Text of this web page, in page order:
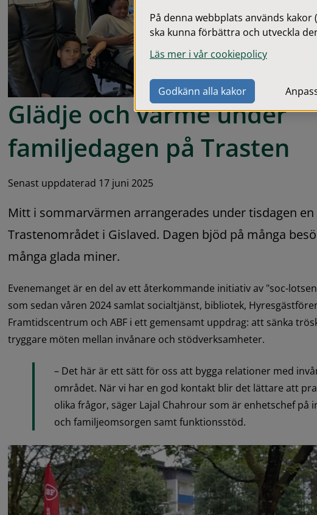
Glädje och värme under
familjedagen på Trasten
Senast uppdaterad 17 juni 2025
Mitt i sommarvärmen arrangerades under tisdagen
Trastenområdet i Gislaved. Dagen bjöd på många
många glada miner.
Evenemanget är en del av ett återkommande initiativ av "soc-
som sedan våren 2024 samlat socialtjänst, bibliotek,
Framtidscentrum och ABF i ett gemensamt uppdrag: att sänka
tryggare möten mellan invånare och stödverksamheter.
– Det här är ett sätt för oss att bygga relationer med
området. När vi har en god kontakt blir det lättare att
olika frågor, säger Lajal Chahrour som är enhetschef på
och familjeomsorgen samt funktionsstöd.
På denna webbplats används
ska kunna förbättra och utveckla
Läs mer i vår cookiepolicy
Godkänn alla kakor